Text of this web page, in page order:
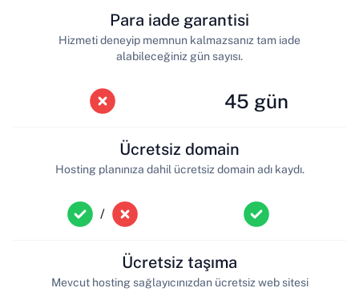
Para iade garantisi
Hizmeti deneyip memnun kalmazsanız tam iade
alabileceğiniz gün sayısı.
45 gün
/
Ücretsiz domain
Hosting planınıza dahil ücretsiz domain adı kaydı.
Ücretsiz taşıma
Mevcut hosting sağlayıcınızdan ücretsiz web sitesi